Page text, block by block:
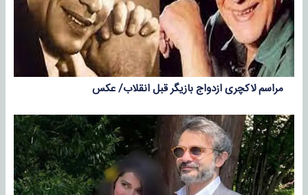
مراسم لاکچری ازدواج بازیگر قبل انقلاب/ عکس